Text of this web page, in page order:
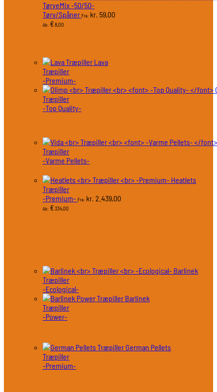
TørveMix -50/50-
Tørv/Spåner Fra: kr. 59,00
Ab: €8,00
Lava
Træpiller
-Premium-
Træpiller
-Top Quality-
Træpiller
-Varme Pellets-
Heatlets
Træpiller
-Premium- Fra: kr. 2.439,00
Ab: €334,00
Barlinek
Træpiller
-Ecological-
Barlinek
Træpiller
-Power-
German Pellets
Træpiller
-Premium-